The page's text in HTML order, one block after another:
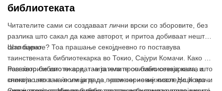
библиотекатa
Читателите сами си создаваат лични врски со зборовите, без
разлика што сакал да каже авторот, и притоа добиваат нешто
скапоцено.
Што барате? Тоа прашање секојдневно го поставува
таинствената библиотекарка во Токио, Сајури Комачи. Како и
повеќето библиотекари, таа ја има прочитано секоја книга што
спокојно чека на полиците да промени нечиј живот. Но Комачи
Разговорите што ги водат читателите со библиотекарката, и
книгата што таа ќе им ја даде, носи сериозни последици врз